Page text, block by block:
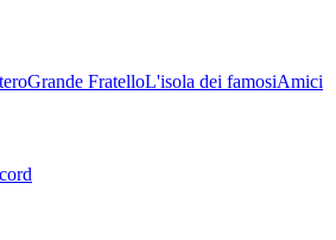
Grande FratelloL'isola dei famosiAmici